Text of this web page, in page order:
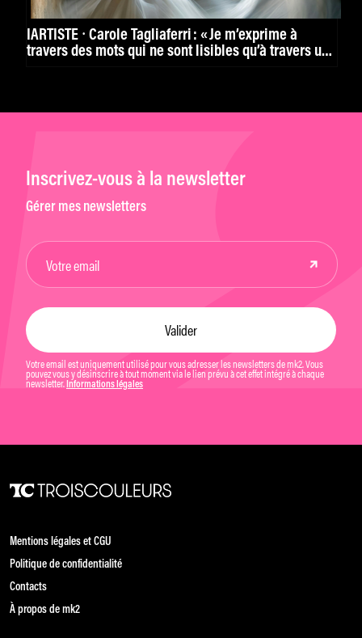
IARTISTE ⸱ Carole Tagliaferri : « Je m’exprime à
travers des mots qui ne sont lisibles qu’à travers une
Inscrivez-vous à la newsletter
Gérer mes newsletters
Votre email est uniquement utilisé pour vous adresser les newsletters de mk2. Vous
pouvez vous y désinscrire à tout moment via le lien prévu à cet effet intégré à chaque
newsletter. Informations légales
Mentions légales et CGU
Politique de confidentialité
Contacts
À propos de mk2